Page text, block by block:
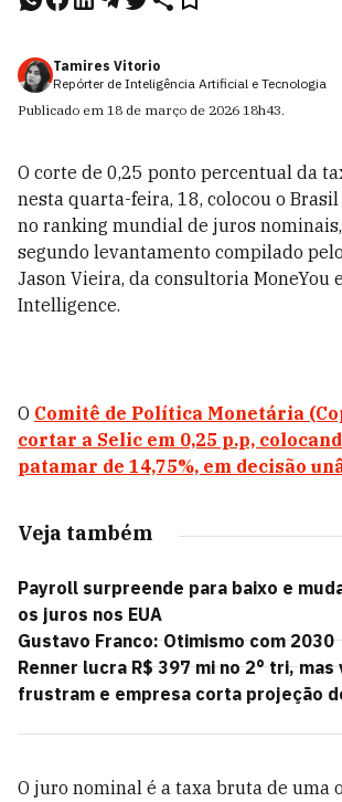
Tamires Vitorio
Repórter de Inteligência Artificial e Tecnologia
Publicado em 18 de março de 2026 18h43.
O corte de 0,25 ponto percentual da
nesta quarta-feira, 18, colocou o
no ranking mundial de juros
segundo levantamento compilado
Jason Vieira, da consultoria MoneYou
Intelligence.
O Comitê de Política Monetária
cortar a Selic em 0,25 p.p,
patamar de 14,75%, em decisão
Veja também
Payroll surpreende para baixo e
os juros nos EUA
Gustavo Franco: Otimismo com 2030
Renner lucra R$ 397 mi no 2° tri, mas
frustram e empresa corta projeção
O juro nominal é a taxa bruta de uma